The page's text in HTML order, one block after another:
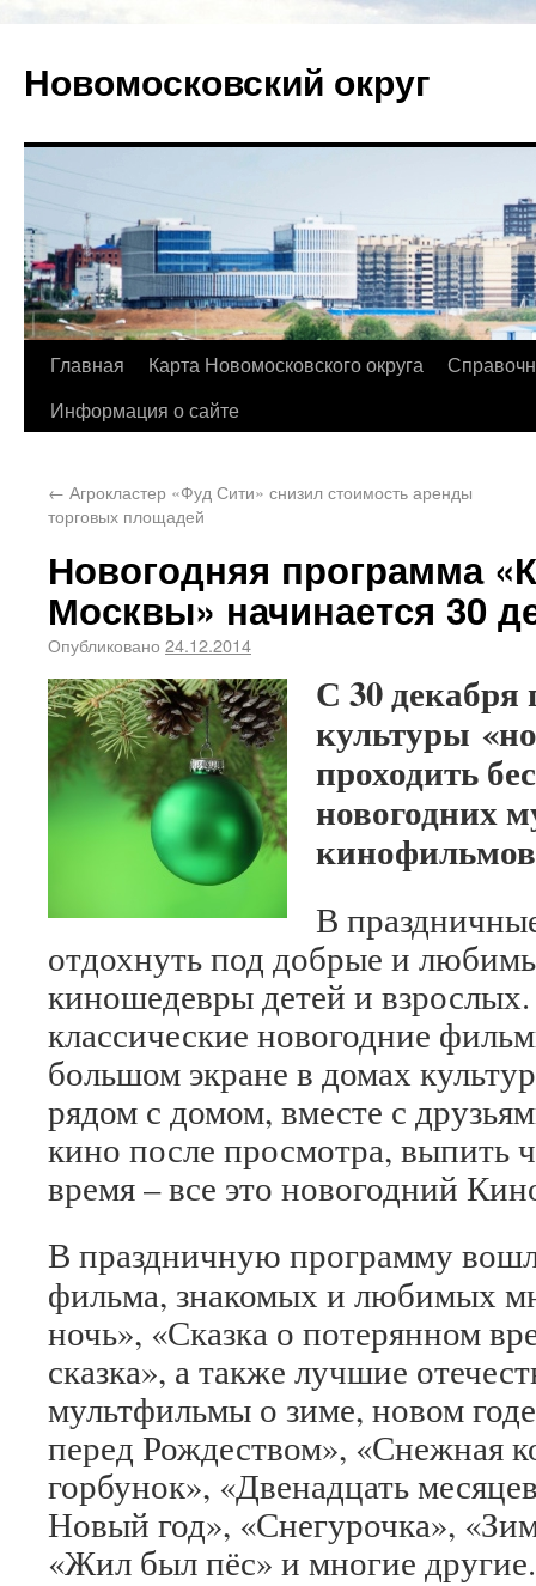
Новомосковский округ
Главная Карта Новомосковского округа
Информация о сайте
← Агрокластер «Фуд Сити» снизил стоимость аренды
торговых площадей
Новогодняя программа
Москвы» начинается 30
Опубликовано 24.12.2014
С 30 декабря
культуры
проходить
новогодних
В
отдохнуть под добрые и
киношедевры детей и
классические новогодние
большом экране в домах
рядом с домом, вместе с
кино после просмотра, выпить
время – все это новогодний
В праздничную программу
фильма, знакомых и любимых
ночь», «Сказка о потерянном
сказка», а также лучшие
мультфильмы о зиме, новом
перед Рождеством», «Снежная
горбунок», «Двенадцать
Новый год», «Снегурочка»,
«Жил был пёс» и многие другие.